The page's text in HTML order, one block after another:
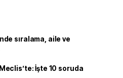
sıralama, aile ve
İşte 10 soruda